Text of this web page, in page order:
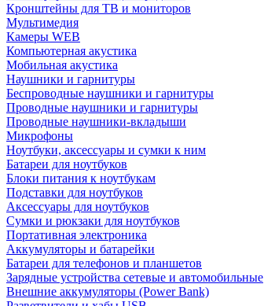
Кронштейны для ТВ и мониторов
Мультимедия
Камеры WEB
Компьютерная акустика
Мобильная акустика
Наушники и гарнитуры
Беспроводные наушники и гарнитуры
Проводные наушники и гарнитуры
Проводные наушники-вкладыши
Микрофоны
Ноутбуки, аксессуары и сумки к ним
Батареи для ноутбуков
Блоки питания к ноутбукам
Подставки для ноутбуков
Аксессуары для ноутбуков
Сумки и рюкзаки для ноутбуков
Портативная электроника
Аккумуляторы и батарейки
Батареи для телефонов и планшетов
Зарядные устройства сетевые и автомобильные
Внешние аккумуляторы (Power Bank)